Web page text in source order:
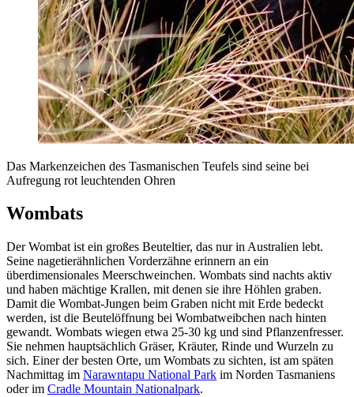
Das Markenzeichen des Tasmanischen Teufels sind seine bei
Aufregung rot leuchtenden Ohren
Wombats
Der Wombat ist ein großes Beuteltier, das nur in Australien lebt.
Seine nagetierähnlichen Vorderzähne erinnern an ein
überdimensionales Meerschweinchen. Wombats sind nachts aktiv
und haben mächtige Krallen, mit denen sie ihre Höhlen graben.
Damit die Wombat-Jungen beim Graben nicht mit Erde bedeckt
werden, ist die Beutelöffnung bei Wombatweibchen nach hinten
gewandt. Wombats wiegen etwa 25-30 kg und sind Pflanzenfresser.
Sie nehmen hauptsächlich Gräser, Kräuter, Rinde und Wurzeln zu
sich. Einer der besten Orte, um Wombats zu sichten, ist am späten
Nachmittag im Narawntapu National Park im Norden Tasmaniens
oder im Cradle Mountain Nationalpark.